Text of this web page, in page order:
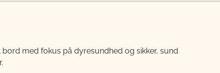
med fokus på dyresundhed og sikker, sund